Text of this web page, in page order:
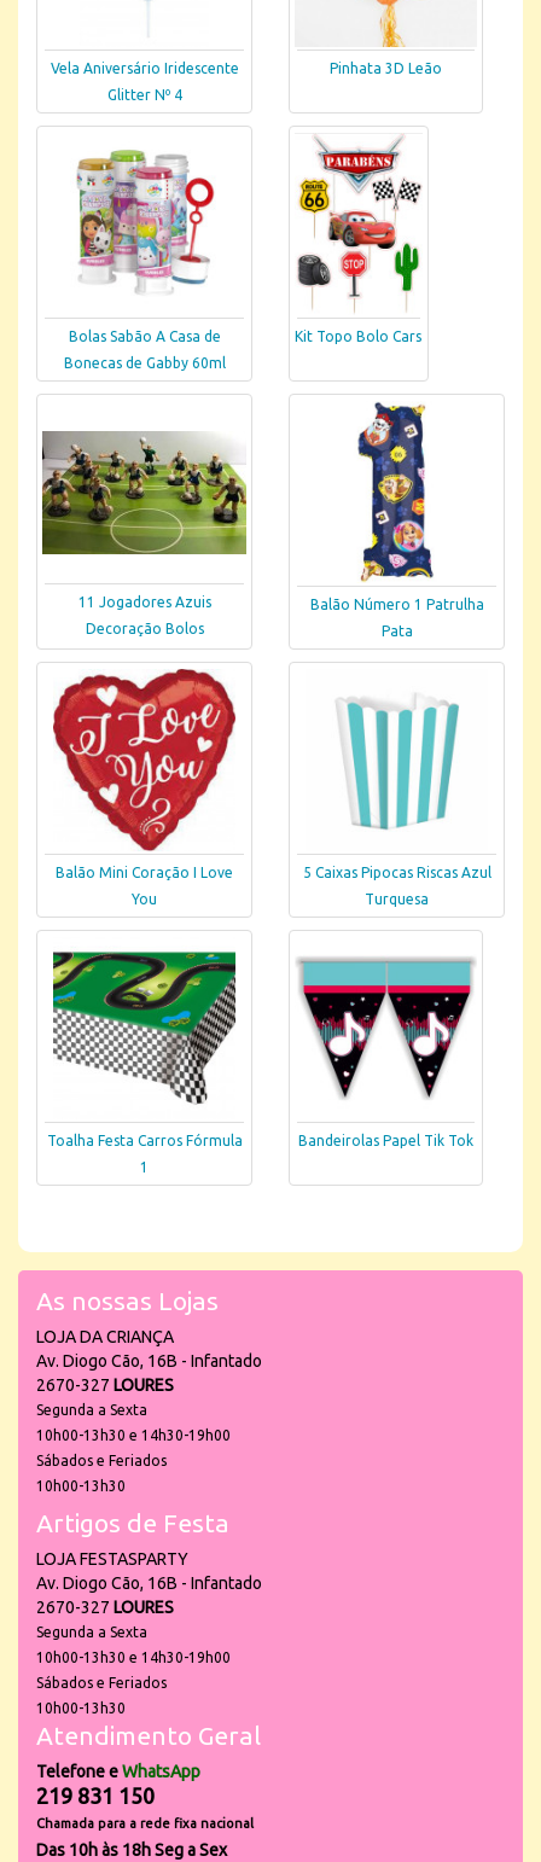
Vela Aniversário Iridescente
Glitter Nº 4
Pinhata 3D Leão
Bolas Sabão A Casa de
Bonecas de Gabby 60ml
Kit Topo Bolo Cars
11 Jogadores Azuis
Decoração Bolos
Balão Número 1 Patrulha
Pata
Balão Mini Coração I Love
You
5 Caixas Pipocas Riscas Azul
Turquesa
Toalha Festa Carros Fórmula
1
Bandeirolas Papel Tik Tok
As nossas Lojas
LOJA DA CRIANÇA
Av. Diogo Cão, 16B - Infantado
2670-327 LOURES
Segunda a Sexta
10h00-13h30 e 14h30-19h00
Sábados e Feriados
10h00-13h30
Artigos de Festa
LOJA FESTASPARTY
Av. Diogo Cão, 16B - Infantado
2670-327 LOURES
Segunda a Sexta
10h00-13h30 e 14h30-19h00
Sábados e Feriados
10h00-13h30
Atendimento Geral
Telefone eWhatsApp
219 831 150
Chamada para a rede fixa nacional
Das 10h às 18h Seg a Sex